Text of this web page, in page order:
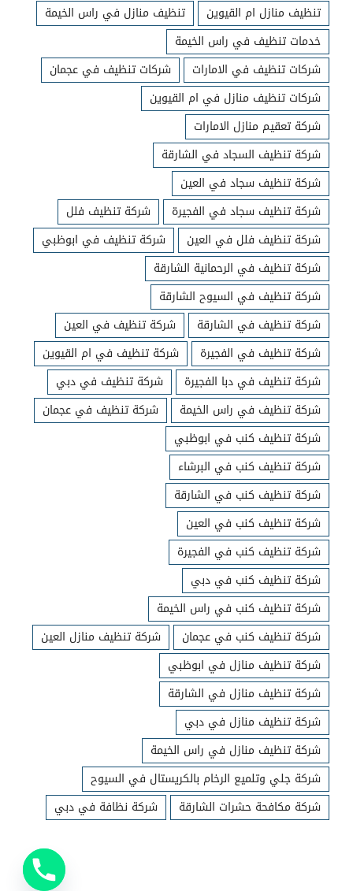
تنظيف منازل ام القيوين
تنظيف منازل في راس الخيمة
خدمات تنظيف في راس الخيمة
شركات تنظيف في الامارات
شركات تنظيف في عجمان
شركات تنظيف منازل في ام القيوين
شركة تعقيم منازل الامارات
شركة تنظيف السجاد في الشارقة
شركة تنظيف سجاد في العين
شركة تنظيف سجاد في الفجيرة
شركة تنظيف فلل
شركة تنظيف فلل في العين
شركة تنظيف في ابوظبي
شركة تنظيف في الرحمانية الشارقة
شركة تنظيف في السيوح الشارقة
شركة تنظيف في الشارقة
شركة تنظيف في العين
شركة تنظيف في الفجيرة
شركة تنظيف في ام القيوين
شركة تنظيف في دبا الفجيرة
شركة تنظيف في دبي
شركة تنظيف في راس الخيمة
شركة تنظيف في عجمان
شركة تنظيف كنب في ابوظبي
شركة تنظيف كنب في البرشاء
شركة تنظيف كنب في الشارقة
شركة تنظيف كنب في العين
شركة تنظيف كنب في الفجيرة
شركة تنظيف كنب في دبي
شركة تنظيف كنب في راس الخيمة
شركة تنظيف كنب في عجمان
شركة تنظيف منازل العين
شركة تنظيف منازل في ابوظبي
شركة تنظيف منازل في الشارقة
شركة تنظيف منازل في دبي
شركة تنظيف منازل في راس الخيمة
شركة جلي وتلميع الرخام بالكريستال في السيوح
شركة مكافحة حشرات الشارقة
شركة نظافة في دبي